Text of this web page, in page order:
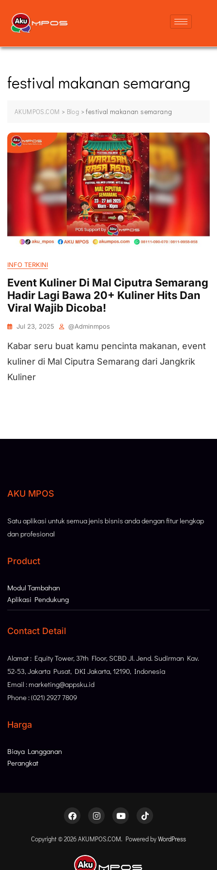
festival makanan semarang
AKUMPOS.COM > Blog >festival makanan semarang
INFO TERKINI
Event Kuliner Di Mal Ciputra Semarang
Hadir Lagi Bawa 20+ Kuliner Hits Dan
Viral Wajib Dicoba!
Jul 23, 2025 @adminmpos
Kabar seru buat kamu pencinta makanan, event
kuliner di Mal Ciputra Semarang dari Jangkrik
Kuliner
AKU MPOS
Satu aplikasi untuk semua jenis bisnis anda dengan fitur lengkap
dan profesional
Product
Modul Tambahan
Aplikasi Pendukung
Contact Detail
Alamat : Equity Tower, 37th Floor, SCBD Jl. Jend. Sudirman Kav.
52-53, Jakarta Pusat, DKI Jakarta, 12190, Indonesia
Email : marketing@appsku.id
Phone : (021) 2927 7809
Harga
Biaya Langganan
Perangkat
Copyright © 2026 AKUMPOS.COM. Powered byWordPress